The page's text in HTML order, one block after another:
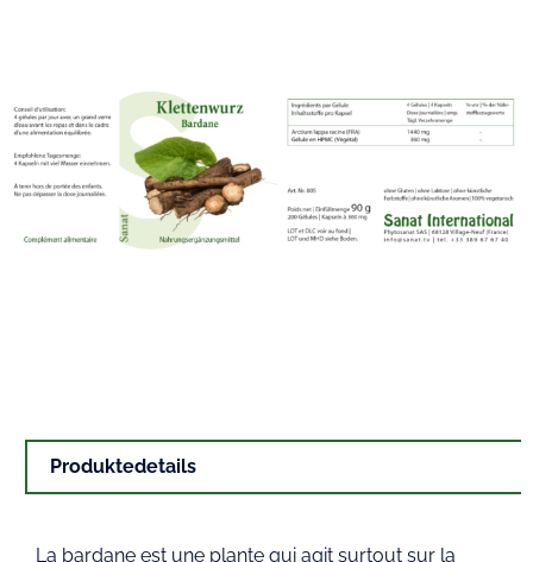
Produktedetails
La bardane est une plante qui agit surtout sur la